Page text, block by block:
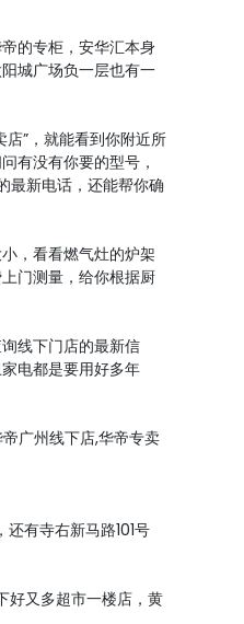
的专柜，安华汇本身
城广场负一层也有一
”，就能看到你附近所
有没有你要的型号，
新电话，还能帮你确
，看看燃气灶的炉架
门测量，给你根据厨
线下门店的最新信
电都是要用好多年
广州线下店,华帝专卖
有寺右新马路101号
好又多超市一楼店，黄